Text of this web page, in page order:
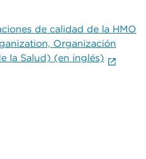
de calidad de la HMO
Organización
la Salud) (en inglés)